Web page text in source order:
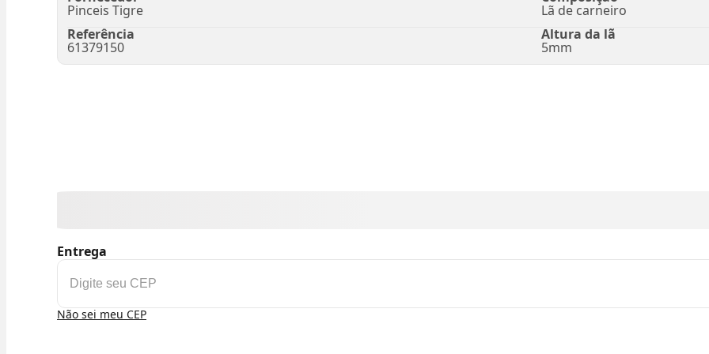
Pinceis Tigre
Lã de carneiro
Referência
61379150
Altura da lã
5mm
Entrega
Não sei meu CEP